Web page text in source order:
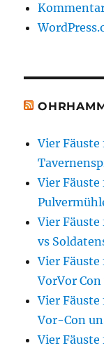
Vier
Vier
Vier
vs
Vier
VorVor
Vier
Vor-Con
Vier